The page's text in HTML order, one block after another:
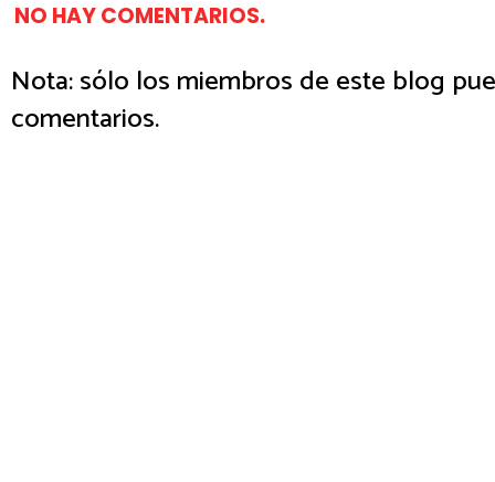
NO HAY COMENTARIOS.
Nota: sólo los miembros de este blog
comentarios.